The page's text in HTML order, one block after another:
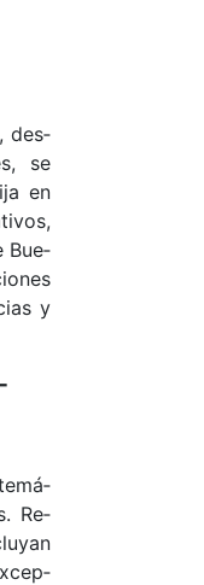
des­
se
en
Bue­
y
Re­